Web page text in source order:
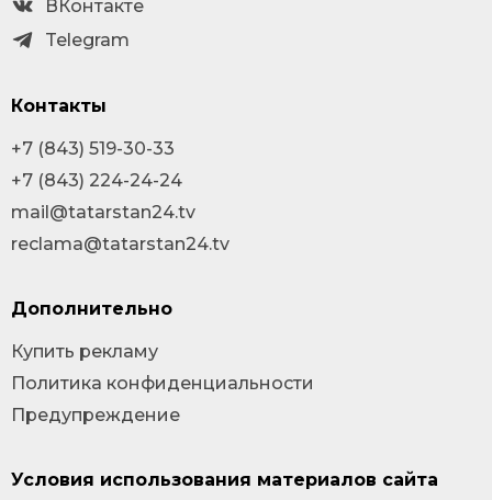
Условия использования материалов сайта
ВКонтакте
Telegram
Контакты
+7 (843) 519-30-33
+7 (843) 224-24-24
mail@tatarstan24.tv
reclama@tatarstan24.tv
Дополнительно
Купить рекламу
Политика конфиденциальности
Предупреждение